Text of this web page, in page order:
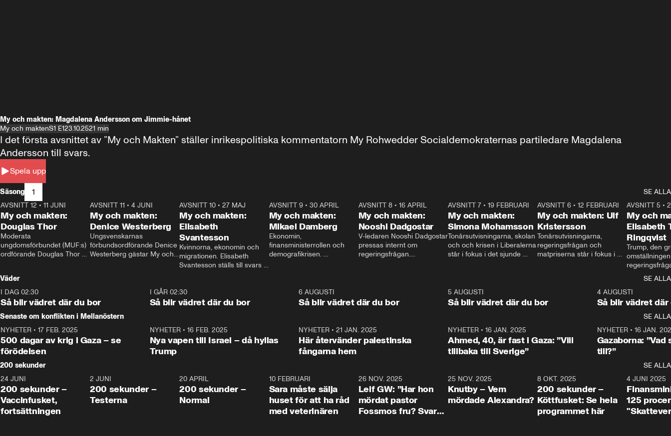
My och makten: Magdalena Andersson om Jimmie-hånet
My och maktenS1 E123.10.2521 min
Spela upp
I det första avsnittet av ”My och Makten” ställer inrikespolitiska kommentatorn My Rohwedder Socialdemokraternas partiledare Magdalena
Andersson till svars.
Säsong 1
SE ALLA
26:27
AVSNITT 12 • 11 JUNI
My och makten:
Douglas Thor
Moderata
ungdomsförbundet (MUF:s)
ordförande Douglas Thor
tonårsutvisningarna och hur
Moderaterna ska locka
väljare till valet i höst.
23:40
AVSNITT 11 •4 JUNI
My och makten:
Denice Westerberg
Ungsvenskarnas
förbundsordförande Denice
Westerberg gästar My och
AVSNITT 10 •27 MAJ
My och makten:
Elisabeth
Svantesson
Kvinnorna, ekonomin och
migrationen. Elisabeth
Svantesson ställs till svars
AVSNITT 9• 30 APRIL
My och makten:
Mikael Damberg
Ekonomin,
finansministerrollen och
demografikrisen.
och Makten.
AVSNITT 8• 16 APRIL
My och makten:
Nooshi Dadgostar
V-ledaren Nooshi Dadgostar
pressas internt om
regeringsfrågan.
– Vi ställer upp i val. Ska vi
vara med så sitter vi förstås
24:30
AVSNITT 7• 19 FEBRUARI
My och makten:
Simona Mohamsson
Tonårsutvisningarna, skolan
och och krisen i Liberalerna
står i fokus i det sjunde
kommentator My
Rohwedder ställer
utbildnings- och
Mohamsson till svars.
27:30
AVSNITT 6 •12 FEBRUARI
My och makten: Ulf
Kristersson
Tonårsutvisningarna,
regeringsfrågan och
matpriserna står i fokus i
Rohwedder ställer
statsminister Ulf Kristersson
AVSNITT 5 •
My och
Elisabeth
Ringqvist
Trump, den
centrum i
avsnittet av
Makten”. Se
Aftonbladets
Rohwedder
Thand Ring
Väder
SE ALLA
I DAG 02:30
Så blir vädret där du bor
1:06
I GÅR 02:30
Så blir vädret där du bor
6 AUGUSTI
Så blir vädret där du bor
5 AUGUSTI
Så blir vädret där du bor
4 AUGUSTI
Så blir vädret där
Senaste om konflikten i Mellanöstern
SE ALLA
NYHETER • 17 FEB. 2025
500 dagar av krig i Gaza – se
förödelsen
NYHETER• 16 FEB. 2025
Nya vapen till Israel – då hyllas
Trump
NYHETER •21 JAN. 2025
Här återvänder palestinska
fångarna hem
NYHETER• 16 JAN. 2025
Ahmed, 40, är fast i Gaza: ”Vill
tillbaka till Sverige”
NYHETER• 16 JAN.
Gazaborna:
till?”
200 sekunder
SE ALLA
5:00
24 JUNI
200 sekunder –
Vaccinfusket,
fortsättningen
4:23
2 JUNI
200 sekunder –
Testerna
20 APRIL
200 sekunder –
Normal
10 FEBRUARI
Sara måste sälja
huset för att ha råd
med veterinären
26 NOV. 2025
Leif GW: ”Har hon
mördat pastor
Fossmos fru? Svar
31:05
25 NOV. 2025
Knutby – Vem
mördade Alexandra?
4:29
8 OKT. 2025
200 sekunder –
Köttfusket: Se hela
programmet här
4 JUNI 2025
125